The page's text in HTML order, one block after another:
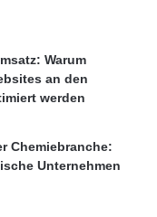
Finanzvorstand der
2004 bis 2013 im
Main Holding GmbH
Warum
an den
werden
Chemiebranche:
Unternehmen